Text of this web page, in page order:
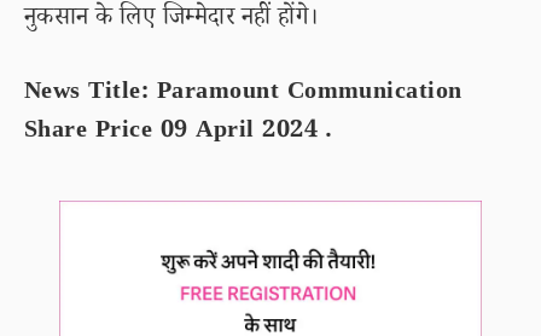
नुकसान के लिए जिम्मेदार नहीं होंगे।
News Title: Paramount Communication
Share Price 09 April 2024 .